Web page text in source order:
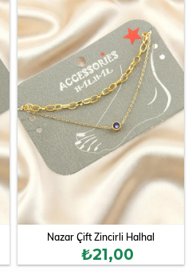
Nazar Çift Zincirli Halhal
₺21,00